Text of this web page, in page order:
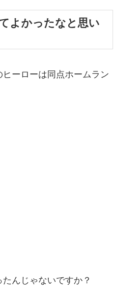
よかったなと思い
ーローは同点ホームラン
んじゃないですか？